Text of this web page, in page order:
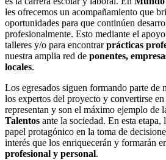
les ofrecemos un acompañamiento que
oportunidades para que continúen
profesionalmente. Esto mediante el
talleres y/o para encontrarprácticas
nuestra amplia red de ponentes,
locales.
Los egresados siguen formando parte de
los expertos del proyecto y convertirse en
representan y son el máximo ejemplo de
Talentos ante la sociedad. En esta etapa,
papel protagónico en la toma de
interés que los enriquecerán y formarán
profesional y personal.